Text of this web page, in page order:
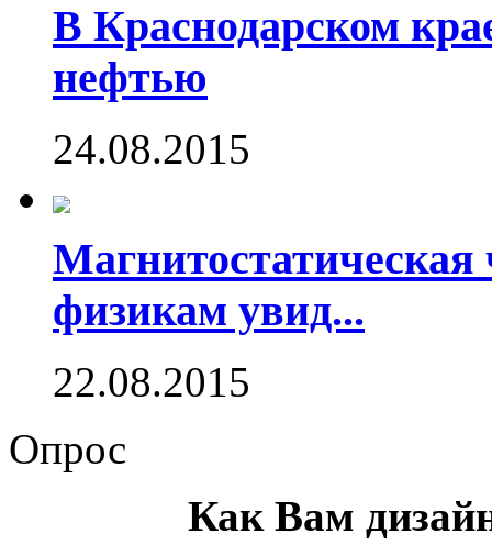
В Краснодарском
нефтью
24.08.2015
Магнитостатическая
физикам увид...
22.08.2015
Опрос
Как Вам